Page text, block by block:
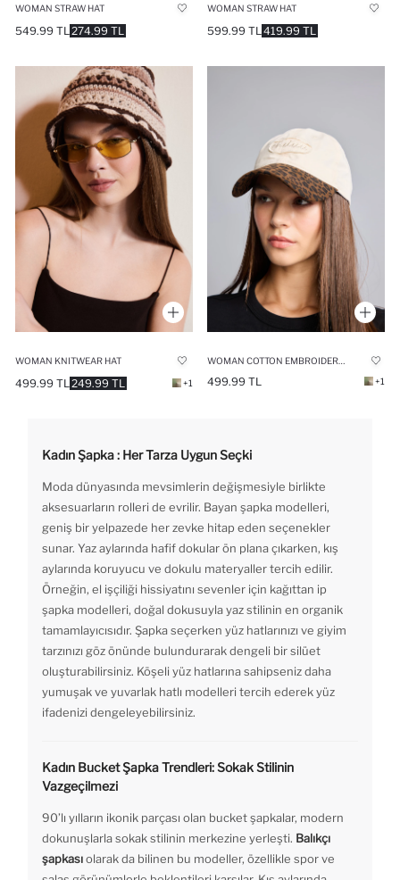
WOMAN STRAW HAT
274.99 TL
549.99 TL
WOMAN STRAW HAT
419.99 TL
599.99 TL
WOMAN KNITWEAR HAT
249.99 TL
499.99 TL +1 499.99 TL +1
Kadın Şapka : Her Tarza Uygun Seçki
Moda dünyasında mevsimlerin değişmesiyle birlikte
aksesuarların rolleri de evrilir. Bayan şapka modelleri,
geniş bir yelpazede her zevke hitap eden seçenekler
sunar. Yaz aylarında hafif dokular ön plana çıkarken, kış
aylarında koruyucu ve dokulu materyaller tercih edilir.
Örneğin, el işçiliği hissiyatını sevenler için kağıttan ip
şapka modelleri, doğal dokusuyla yaz stilinin en organik
tamamlayıcısıdır. Şapka seçerken yüz hatlarınızı ve giyim
tarzınızı göz önünde bulundurarak dengeli bir silüet
oluşturabilirsiniz. Köşeli yüz hatlarına sahipseniz daha
yumuşak ve yuvarlak hatlı modelleri tercih ederek yüz
ifadenizi dengeleyebilirsiniz.
Kadın Bucket Şapka Trendleri: Sokak Stilinin
Vazgeçilmezi
90’lı yılların ikonik parçası olan bucket şapkalar, modern
dokunuşlarla sokak stilinin merkezine yerleşti. Balıkçı
şapkasıolarak da bilinen bu modeller, özellikle spor ve